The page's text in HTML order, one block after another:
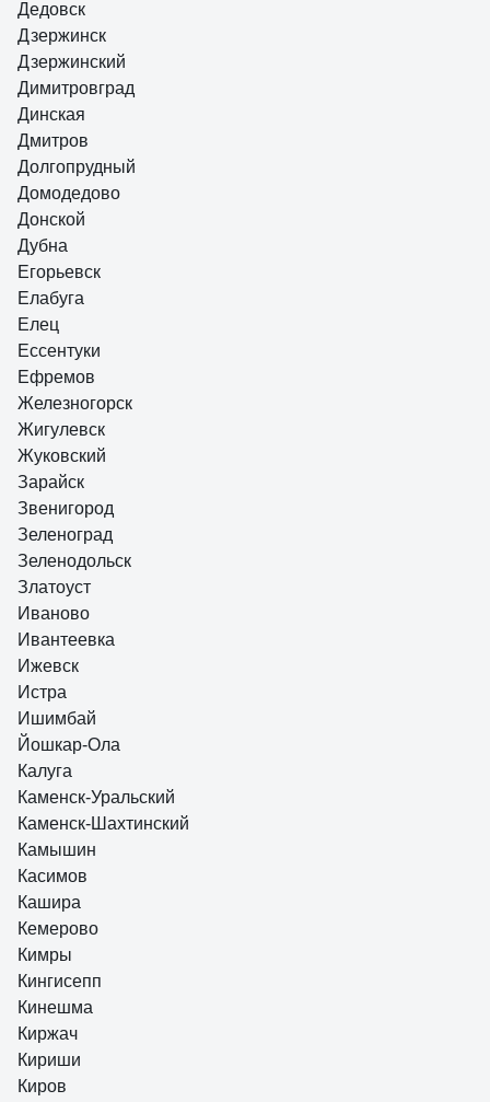
Дедовск
Дзержинск
Дзержинский
Димитровград
Динская
Дмитров
Долгопрудный
Домодедово
Донской
Дубна
Егорьевск
Елабуга
Елец
Ессентуки
Ефремов
Железногорск
Жигулевск
Жуковский
Зарайск
Звенигород
Зеленоград
Зеленодольск
Златоуст
Иваново
Ивантеевка
Ижевск
Истра
Ишимбай
Йошкар-Ола
Калуга
Каменск-Уральский
Каменск-Шахтинский
Камышин
Касимов
Кашира
Кемерово
Кимры
Кингисепп
Кинешма
Киржач
Кириши
Киров